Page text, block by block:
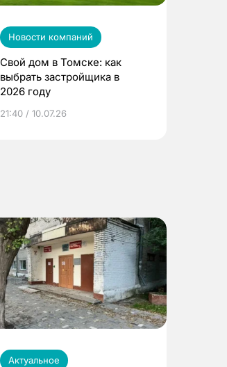
Новости компаний
Свой дом в Томске: как
выбрать застройщика в
2026 году
21:40 / 10.07.26
Актуальное